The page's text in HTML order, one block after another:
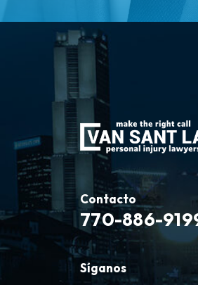
Contacto
770-886-
Síganos